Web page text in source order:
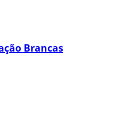
Brancas